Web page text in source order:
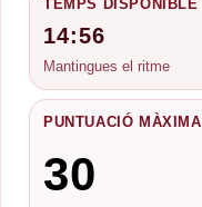
TEMPS DISPONIBLE
14:56
Mantingues el ritme
PUNTUACIÓ MÀXIMA
30